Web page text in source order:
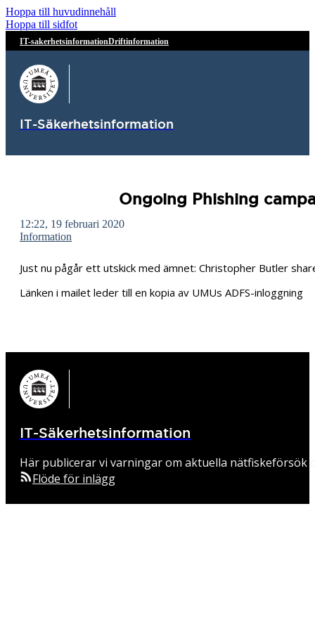
Hoppa till huvudinnehåll
Hoppa till sidfot
IT-sakerhetsinformationDriftinformation
IT-Säkerhetsinformation
Ongoing Phishing
12:22, 19 februari 2020
Information
Just nu pågår ett utskick med ämnet: Christopher Butler
Länken i mailet leder till en kopia av UMUs ADFS-inloggning
IT-Säkerhetsinformation
Här publicerar vi varningar om aktuella
Flöde för inlägg